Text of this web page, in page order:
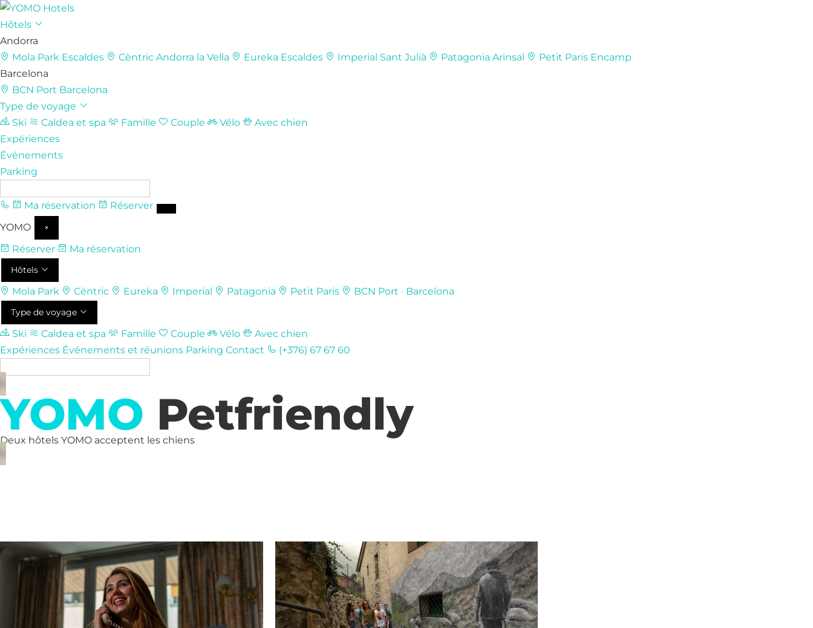
Hôtels
Andorra
Mola Park Escaldes Cèntric Andorra la Vella Eureka Escaldes Imperial Sant Julià Patagonia Arinsal Petit Paris Encamp
Barcelona
BCN Port Barcelona
Type de voyage
Ski
Caldea et spa Famille Couple Vélo
Avec chien
Expériences
Événements
Parking
Ma réservation
Réserver
YOMO
×
Réserver Ma réservation
Hôtels
Mola Park Cèntric Eureka Imperial Patagonia Petit Paris BCN Port · Barcelona
Type de voyage
Ski Caldea et spa Famille Couple Vélo
Avec chien
Expériences Événements et réunions Parking Contact
(+376) 67 67 60
YOMO Petfriendly
Deux hôtels YOMO acceptent les chiens